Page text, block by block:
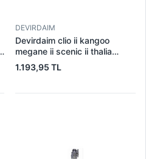
DEVIRDAIM
Devirdaim clio ii kangoo
megane ii scenic ii thalia
almera ii kubistar micra iii
1,5dci k9k 7701476496
1.193,95 TL